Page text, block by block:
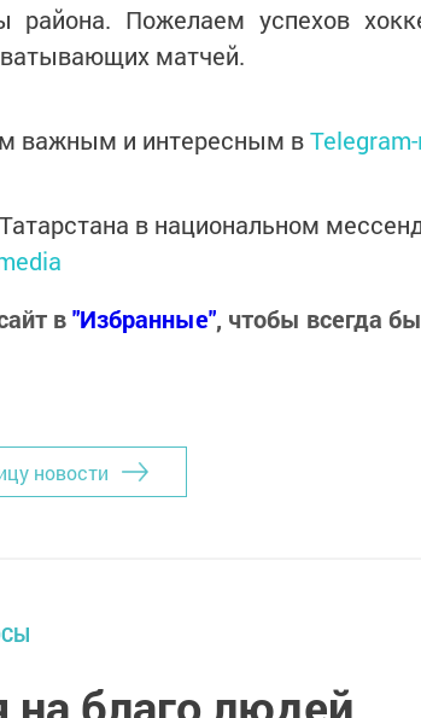
района. Пожелаем успехов
матчей.
важным и интересным в
в национальном
в"Избранные", чтобы всегда
новости
на благо людей